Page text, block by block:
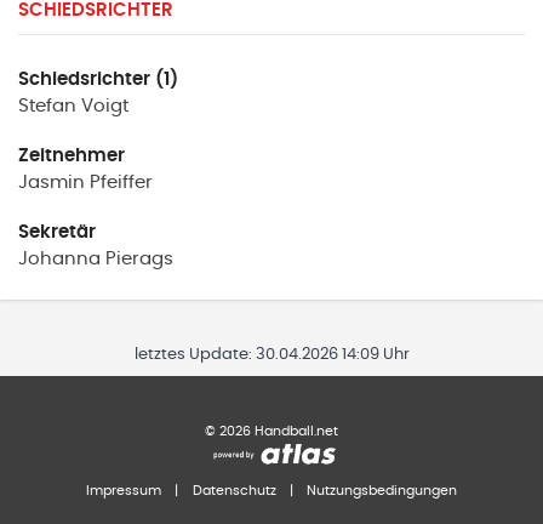
SCHIEDSRICHTER
Schiedsrichter (1)
Stefan Voigt
Zeitnehmer
Jasmin Pfeiffer
Sekretär
Johanna Pierags
letztes Update: 30.04.2026 14:09 Uhr
© 2026 Handball.net
Impressum Datenschutz Nutzungsbedingungen